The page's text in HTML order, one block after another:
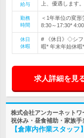
給与
上、優遇します
勤務
時間
＜1年単位の変
8:30～17:30*
休日
休暇
# 《休日》◇シフ
暇* 年末年始休暇
求人詳細を見
株式会社アンカーネット
祝休み・昼食補助・家族手
【倉庫内作業スタッ